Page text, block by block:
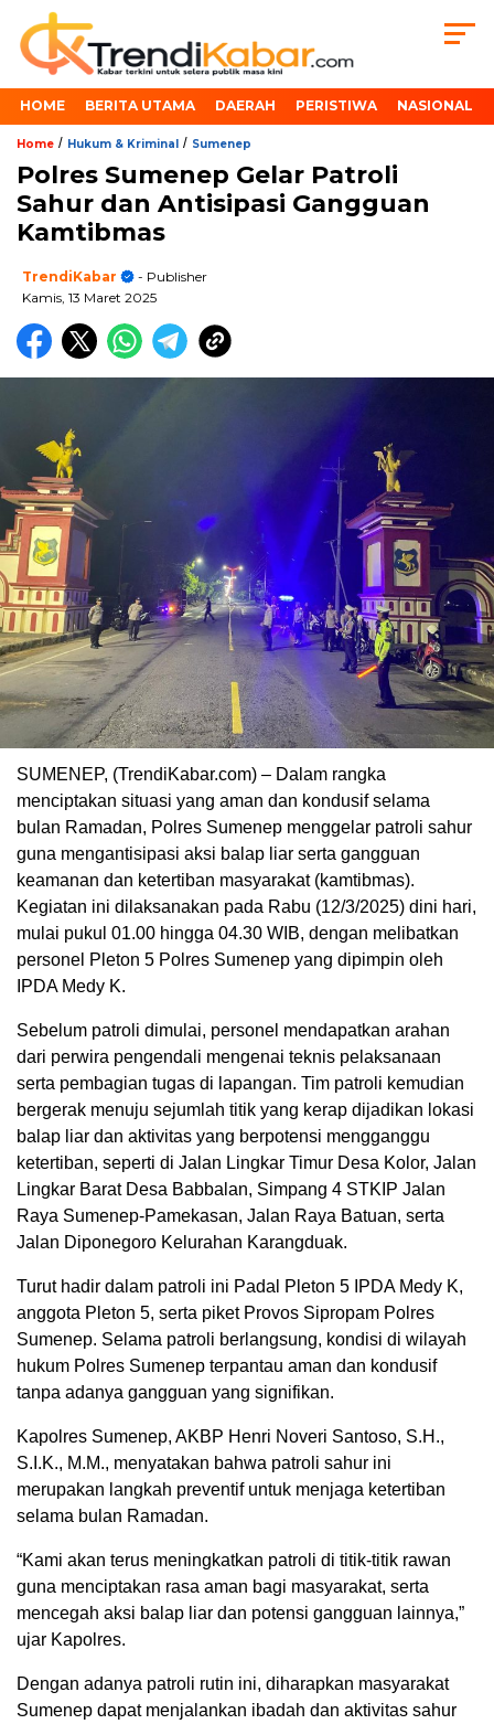
HOME BERITA UTAMA DAERAH PERISTIWA NASIONAL
Home / Hukum & Kriminal / Sumenep
Polres Sumenep Gelar Patroli
Sahur dan Antisipasi Gangguan
Kamtibmas
TrendiKabar
- Publisher
Kamis, 13 Maret 2025
SUMENEP, (TrendiKabar.com) – Dalam rangka
menciptakan situasi yang aman dan kondusif selama
bulan Ramadan, Polres Sumenep menggelar patroli sahur
guna mengantisipasi aksi balap liar serta gangguan
keamanan dan ketertiban masyarakat (kamtibmas).
Kegiatan ini dilaksanakan pada Rabu (12/3/2025) dini hari,
mulai pukul 01.00 hingga 04.30 WIB, dengan melibatkan
personel Pleton 5 Polres Sumenep yang dipimpin oleh
IPDA Medy K.
Sebelum patroli dimulai, personel mendapatkan arahan
dari perwira pengendali mengenai teknis pelaksanaan
serta pembagian tugas di lapangan. Tim patroli kemudian
bergerak menuju sejumlah titik yang kerap dijadikan lokasi
balap liar dan aktivitas yang berpotensi mengganggu
ketertiban, seperti di Jalan Lingkar Timur Desa Kolor, Jalan
Lingkar Barat Desa Babbalan, Simpang 4 STKIP Jalan
Raya Sumenep-Pamekasan, Jalan Raya Batuan, serta
Jalan Diponegoro Kelurahan Karangduak.
Turut hadir dalam patroli ini Padal Pleton 5 IPDA Medy K,
anggota Pleton 5, serta piket Provos Sipropam Polres
Sumenep. Selama patroli berlangsung, kondisi di wilayah
hukum Polres Sumenep terpantau aman dan kondusif
tanpa adanya gangguan yang signifikan.
Kapolres Sumenep, AKBP Henri Noveri Santoso, S.H.,
S.I.K., M.M., menyatakan bahwa patroli sahur ini
merupakan langkah preventif untuk menjaga ketertiban
selama bulan Ramadan.
“Kami akan terus meningkatkan patroli di titik-titik rawan
guna menciptakan rasa aman bagi masyarakat, serta
mencegah aksi balap liar dan potensi gangguan lainnya,”
ujar Kapolres.
Dengan adanya patroli rutin ini, diharapkan masyarakat
Sumenep dapat menjalankan ibadah dan aktivitas sahur